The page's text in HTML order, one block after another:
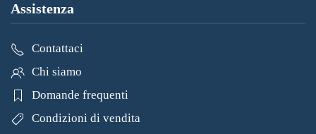
Assistenza
Contattaci
Chi siamo
Domande frequenti
Condizioni di vendita